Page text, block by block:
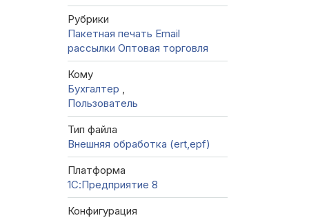
Рубрики
Пакетная печать Email
рассылки Оптовая торговля
Кому
Бухгалтер
Пользователь
Тип файла
Внешняя обработка (ert,epf)
Платформа
1С:Предприятие 8
Конфигурация